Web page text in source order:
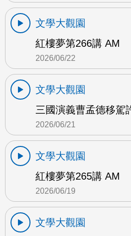
文學大觀園
紅樓夢第266講 AM
2026/06/22
文學大觀園
三國演義曹孟德移駕
2026/06/21
文學大觀園
紅樓夢第265講 AM
2026/06/19
文學大觀園